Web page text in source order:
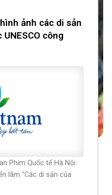
ảnh các di sản
công
Phim Quốc tế Hà Nội
lãm “Các di sản của